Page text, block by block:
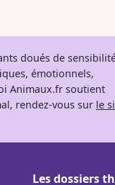
doués de
émotionnels,
Animaux.fr soutient
rendez-vous sur le
Les dossiers